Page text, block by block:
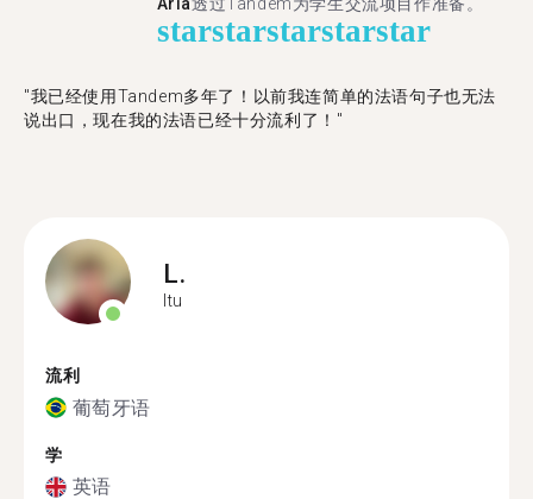
starstarstarstarstar
"​​我已经使用Tandem多年了！以前我连简单的法语句子也无法
说出口，现在我的法语已经十分流利了！"
L.
Itu
流利
葡萄牙语
学
英语